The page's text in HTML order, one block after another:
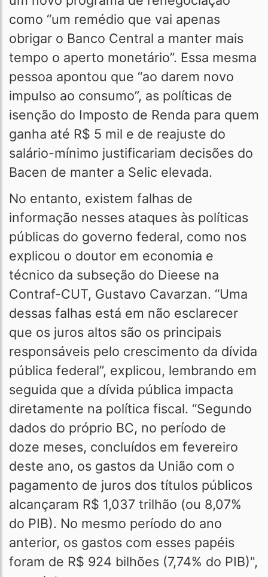
como “um remédio que vai apenas
obrigar o Banco Central a manter mais
tempo o aperto monetário”. Essa mesma
pessoa apontou que “ao darem novo
impulso ao consumo”, as políticas de
isenção do Imposto de Renda para quem
ganha até R$ 5 mil e de reajuste do
salário-mínimo justificariam decisões do
Bacen de manter a Selic elevada.
No entanto, existem falhas de
informação nesses ataques às políticas
públicas do governo federal, como nos
explicou o doutor em economia e
técnico da subseção do Dieese na
Contraf-CUT, Gustavo Cavarzan. “Uma
dessas falhas está em não esclarecer
que os juros altos são os principais
responsáveis pelo crescimento da dívida
pública federal”, explicou, lembrando em
seguida que a dívida pública impacta
diretamente na política fiscal. “Segundo
dados do próprio BC, no período de
doze meses, concluídos em fevereiro
deste ano, os gastos da União com o
pagamento de juros dos títulos públicos
alcançaram R$ 1,037 trilhão (ou 8,07%
do PIB). No mesmo período do ano
anterior, os gastos com esses papéis
foram de R$ 924 bilhões (7,74% do PIB)",